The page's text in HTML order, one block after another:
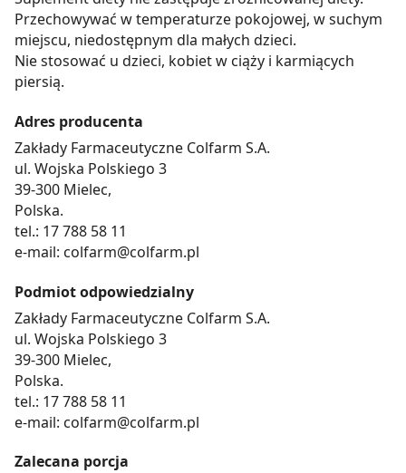
Przechowywać w temperaturze pokojowej, w suchym
miejscu, niedostępnym dla małych dzieci.
Nie stosować u dzieci, kobiet w ciąży i karmiących
piersią.
Adres producenta
Zakłady Farmaceutyczne Colfarm S.A.
ul. Wojska Polskiego 3
39-300 Mielec,
Polska.
tel.: 17 788 58 11
e-mail: colfarm@colfarm.pl
Podmiot odpowiedzialny
Zakłady Farmaceutyczne Colfarm S.A.
ul. Wojska Polskiego 3
39-300 Mielec,
Polska.
tel.: 17 788 58 11
e-mail: colfarm@colfarm.pl
Zalecana porcja